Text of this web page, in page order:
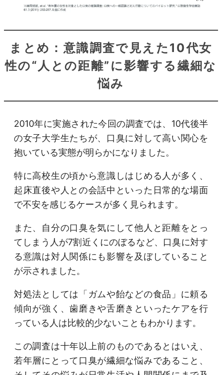
まとめ：意識調査で見えた10代女
性の“人との距離”に影響する繊細な
悩み
2010年に実施された今回の調査では、10代後半
の女子大学生たちが、口臭に対して高い関心を
抱いている実態が明らかになりました。
特に高校生の頃から意識しはじめる人が多く、
起床直後や人との会話中といった日常的な場面
で不安を感じるケースが多く見られます。
また、自分の口臭を気にして他人と距離をとっ
てしまう人が7割近くにのぼるなど、口臭に対す
る意識は対人関係にも影響を及ぼしていること
が示されました。
対処法としては「ガムや飴などの食品」に頼る
傾向が強く、歯磨きや舌磨きといったケアを行
っている人は比較的少ないこともわかります。
この調査は十年以上前のものであるとはいえ、
若年層にとって口臭が繊細な悩みであること、